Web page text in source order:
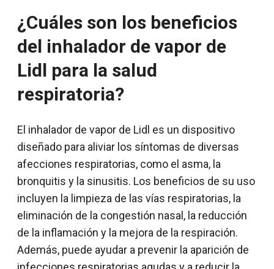
¿Cuáles son los beneficios
del inhalador de vapor de
Lidl para la salud
respiratoria?
El inhalador de vapor de Lidl es un dispositivo
diseñado para aliviar los síntomas de diversas
afecciones respiratorias, como el asma, la
bronquitis y la sinusitis. Los beneficios de su uso
incluyen la limpieza de las vías respiratorias, la
eliminación de la congestión nasal, la reducción
de la inflamación y la mejora de la respiración.
Además, puede ayudar a prevenir la aparición de